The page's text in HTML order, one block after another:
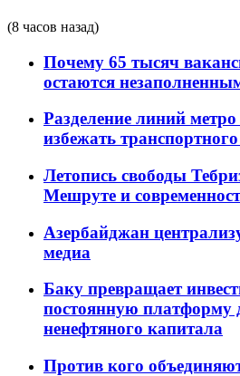
(8 часов назад)
Почему 65 тысяч
остаются
Разделение линий
избежать
Летопись свободы
Мешруте и
Азербайджан
медиа
Баку превращает
постоянную платформу
ненефтяного капитала
Против кого